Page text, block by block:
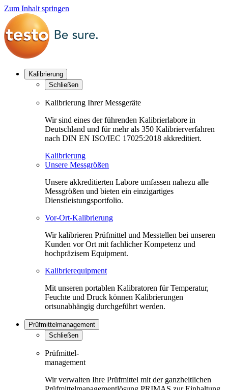
Zum Inhalt springen
Kalibrierung
Schließen
Kalibrierung Ihrer Messgeräte
Wir sind eines der führenden Kalibrierlabore in
Deutschland und für mehr als 350 Kalibrierverfahren
nach DIN EN ISO/IEC 17025:2018 akkreditiert.
Kalibrierung
Unsere Messgrößen
Unsere akkreditierten Labore umfassen nahezu alle
Messgrößen und bieten ein einzigartiges
Dienstleistungsportfolio.
Vor-Ort-Kalibrierung
Wir kalibrieren Prüfmittel und Messtellen bei unseren
Kunden vor Ort mit fachlicher Kompetenz und
hochpräzisem Equipment.
Kalibrierequipment
Mit unseren portablen Kalibratoren für Temperatur,
Feuchte und Druck können Kalibrierungen
ortsunabhängig durchgeführt werden.
Prüfmittelmanagement
Schließen
Prüfmittel-
management
Wir verwalten Ihre Prüfmittel mit der ganzheitlichen